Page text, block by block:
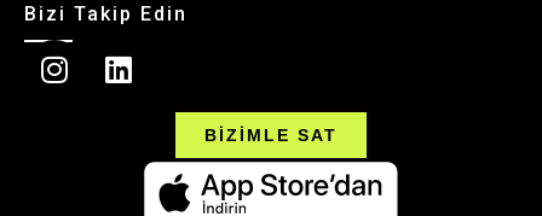
Bizi Takip Edin
BİZİMLE SAT